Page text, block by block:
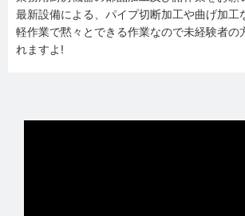
最新設備による、パイプ切断加工や曲げ加工
軽作業で黙々とできる作業なので未経験者の
れますよ!